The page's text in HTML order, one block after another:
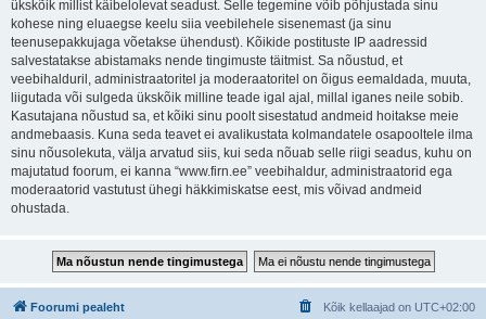
ükskõik millist käibelolevat seadust. Selle tegemine võib põhjustada sinu
kohese ning eluaegse keelu siia veebilehele sisenemast (ja sinu
teenusepakkujaga võetakse ühendust). Kõikide postituste IP aadressid
salvestatakse abistamaks nende tingimuste täitmist. Sa nõustud, et
veebihalduril, administraatoritel ja moderaatoritel on õigus eemaldada, muuta,
liigutada või sulgeda ükskõik milline teade igal ajal, millal iganes neile sobib.
Kasutajana nõustud sa, et kõiki sinu poolt sisestatud andmeid hoitakse meie
andmebaasis. Kuna seda teavet ei avalikustata kolmandatele osapooltele ilma
sinu nõusolekuta, välja arvatud siis, kui seda nõuab selle riigi seadus, kuhu on
majutatud foorum, ei kanna “www.firn.ee” veebihaldur, administraatorid ega
moderaatorid vastutust ühegi häkkimiskatse eest, mis võivad andmeid
ohustada.
Foorumi pealeht Kõik kellaajad on UTC+02:00